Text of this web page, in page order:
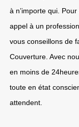
à n’importe qui.
appel à un
vous conseillons de
Couverture. Avec
en moins de
toute en état
attendent.